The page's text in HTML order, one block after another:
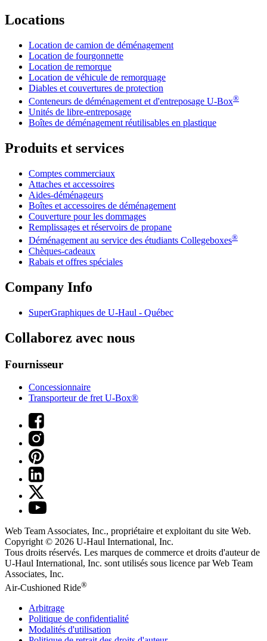
Locations
Location de camion de déménagement
Location de fourgonnette
Location de remorque
Location de véhicule de remorquage
Diables et couvertures de protection
Conteneurs de déménagement et d'entreposage U-Box®
Unités de libre-entreposage
Boîtes de déménagement réutilisables en plastique
Produits et services
Comptes commerciaux
Attaches et accessoires
Aides-déménageurs
Boîtes et accessoires de déménagement
Couverture pour les dommages
Remplissages et réservoirs de propane
Déménagement au service des étudiants Collegeboxes®
Chèques-cadeaux
Rabais et offres spéciales
Company Info
SuperGraphiques de U-Haul - Québec
Collaborez avec nous
Fournisseur
Concessionnaire
Transporteur de fret U-Box®
Web Team Associates, Inc., propriétaire et exploitant du site Web.
Copyright © 2026 U-Haul International, Inc.
Tous droits réservés. Les marques de commerce et droits d'auteur de
U-Haul International, Inc. sont utilisés sous licence par Web Team
Associates, Inc.
Air-Cushioned Ride®
Arbitrage
Politique de confidentialité
Modalités d'utilisation